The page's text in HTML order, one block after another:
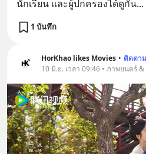
นักเรียน และผู้ปกครองได้ดูกัน...
1 บันทึก
HorKhao likes Movies • ติดตาม
10 มิ.ย. เวลา 09:46 • ภาพยนตร์